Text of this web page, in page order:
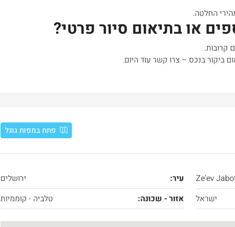
החלטה.
או בתיאום סיור פרטי?
קרובות.
ביקור בנכס – צרו קשר עוד היום.
פתח במפות גוגל
Ze'ev עיר:
ירושלים
ישראל אזור - שכונה: טלביה - קוממיות